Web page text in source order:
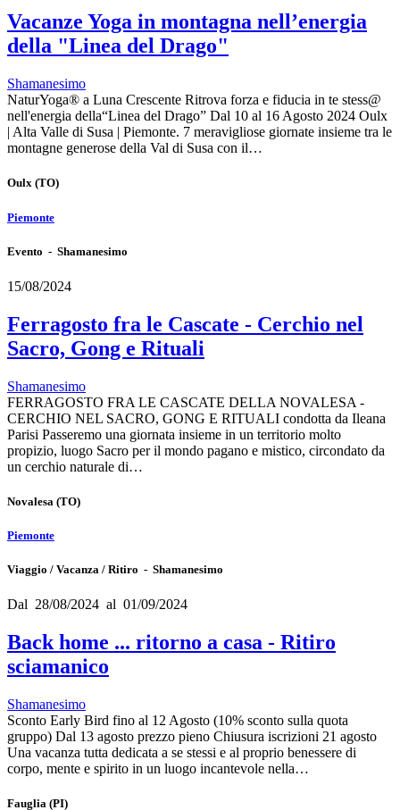
Vacanze Yoga in montagna nell’energia
della "Linea del Drago"
Shamanesimo
NaturYoga® a Luna Crescente Ritrova forza e fiducia in te stess@
nell'energia della“Linea del Drago” Dal 10 al 16 Agosto 2024 Oulx
| Alta Valle di Susa | Piemonte. 7 meravigliose giornate insieme tra le
montagne generose della Val di Susa con il…
Oulx (TO)
Piemonte
Evento - Shamanesimo
15/08/2024
Ferragosto fra le Cascate - Cerchio nel
Sacro, Gong e Rituali
Shamanesimo
FERRAGOSTO FRA LE CASCATE DELLA NOVALESA -
CERCHIO NEL SACRO, GONG E RITUALI condotta da Ileana
Parisi Passeremo una giornata insieme in un territorio molto
propizio, luogo Sacro per il mondo pagano e mistico, circondato da
un cerchio naturale di…
Novalesa (TO)
Piemonte
Viaggio / Vacanza / Ritiro - Shamanesimo
Dal 28/08/2024 al 01/09/2024
Back home ... ritorno a casa - Ritiro
sciamanico
Shamanesimo
Sconto Early Bird fino al 12 Agosto (10% sconto sulla quota
gruppo) Dal 13 agosto prezzo pieno Chiusura iscrizioni 21 agosto
Una vacanza tutta dedicata a se stessi e al proprio benessere di
corpo, mente e spirito in un luogo incantevole nella…
Fauglia (PI)